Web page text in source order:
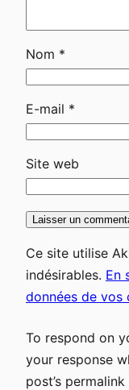
Nom *
E-mail *
Site web
Ce site utilise
indésirables. En
données de vos
To respond on
your response
post’s